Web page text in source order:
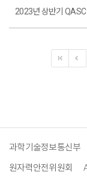
과학기술정보통신부
원자력안전위원회